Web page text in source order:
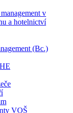
v
a hotelnictví
(Bc.)
VOŠ